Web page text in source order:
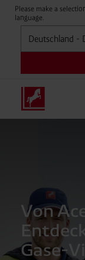
Please make a
language.
Auswählen
Von
Gase-